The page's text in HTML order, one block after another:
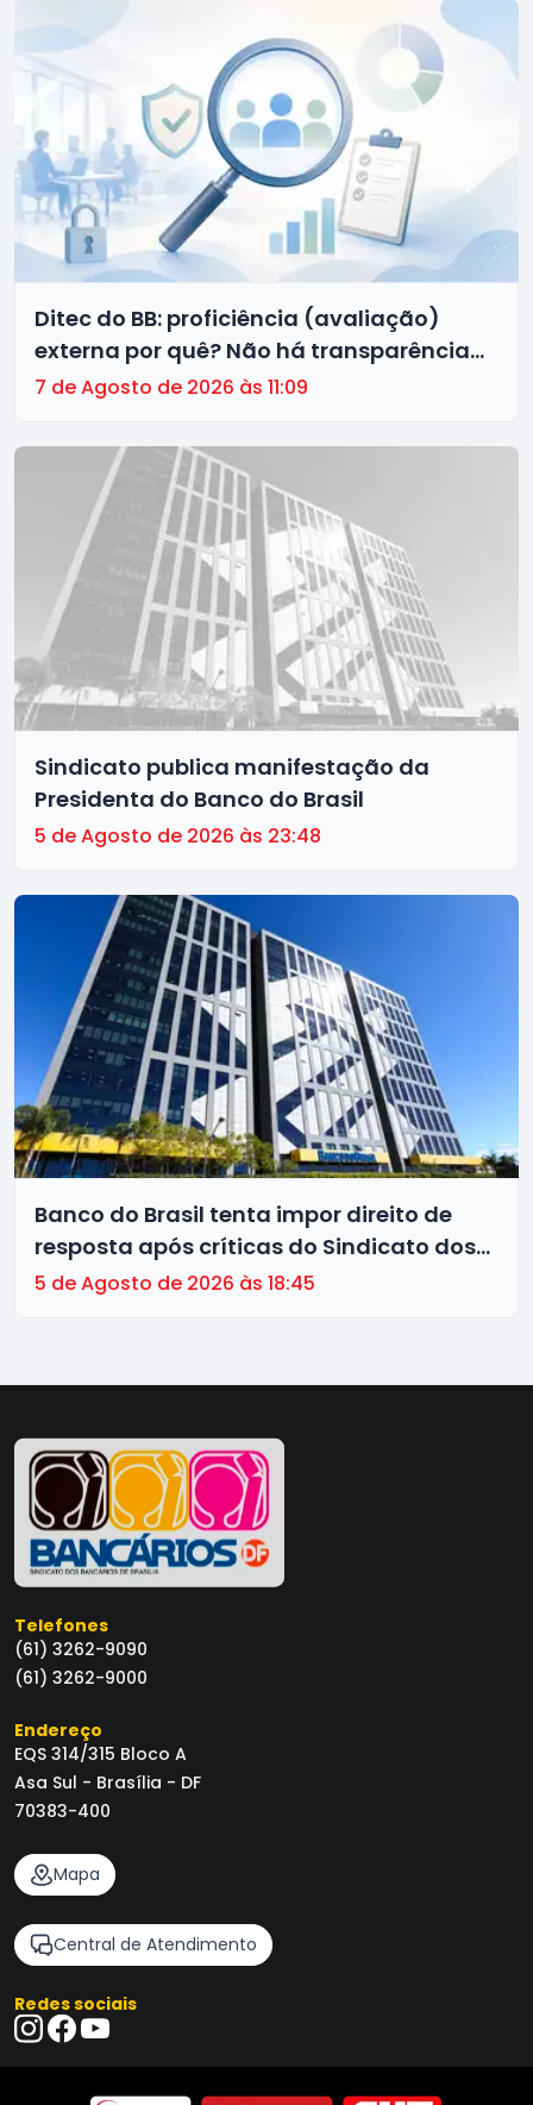
Ditec do BB: proficiência (avaliação)
externa por quê? Não há transparência
no processo!
7 de Agosto de 2026 às 11:09
Sindicato publica manifestação da
Presidenta do Banco do Brasil
5 de Agosto de 2026 às 23:48
Banco do Brasil tenta impor direito de
resposta após críticas do Sindicato dos
Bancários de Brasília à gestão da
5 de Agosto de 2026 às 18:45
Telefones
(61) 3262-9090
(61) 3262-9000
Endereço
EQS 314/315 Bloco A
Asa Sul - Brasília - DF
70383-400
Mapa
Central de Atendimento
Redes sociais